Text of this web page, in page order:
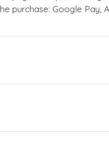
purchase: Google Pay,